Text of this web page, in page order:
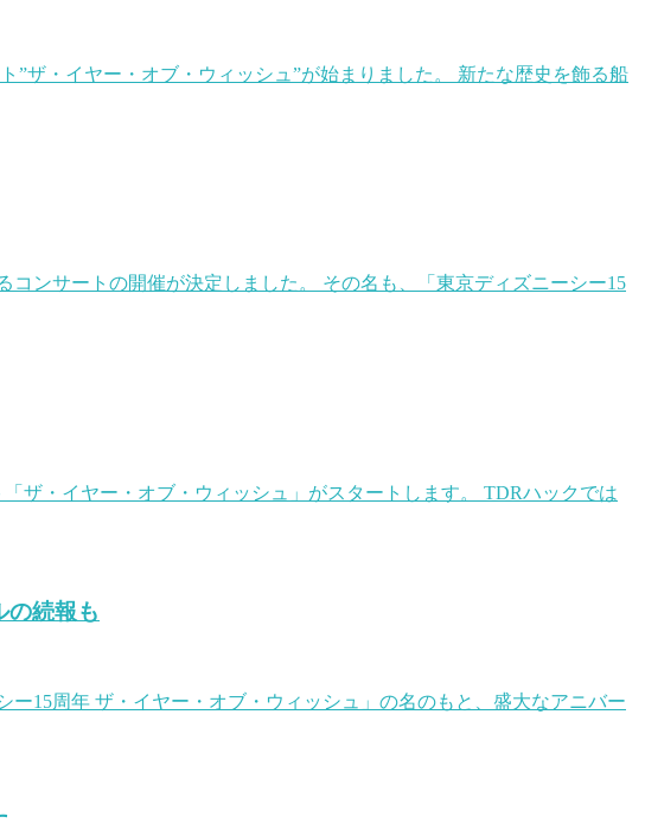
”ザ・イヤー・オブ・ウィッシュ”が始まりました。 新たな歴史を飾る船
ンサートの開催が決定しました。 その名も、「東京ディズニーシー15
ザ・イヤー・オブ・ウィッシュ」がスタートします。 TDRハックでは
の続報も
15周年 ザ・イヤー・オブ・ウィッシュ」の名のもと、盛大なアニバー